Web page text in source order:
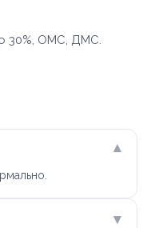
30%, ОМС, ДМС.
▾
▾